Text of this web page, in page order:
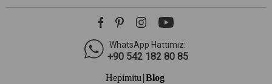
WhatsApp Hattımız:
+90 542 182 80 85
Hepimitu| Blog